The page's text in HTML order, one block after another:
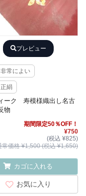
プレビュー
常によい
絹
ーク 寿模様織出し名古
物
期間限定50％OFF！
¥750
(税込 ¥825)
常価格 ¥1,500 (税込 ¥1,650)
カゴに入れる
お気に入り